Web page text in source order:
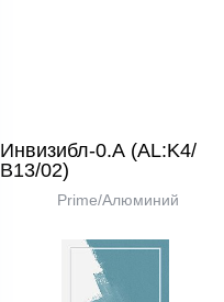
Инвизибл-0.А (AL:K4/
В13/02)
Prime/Алюминий